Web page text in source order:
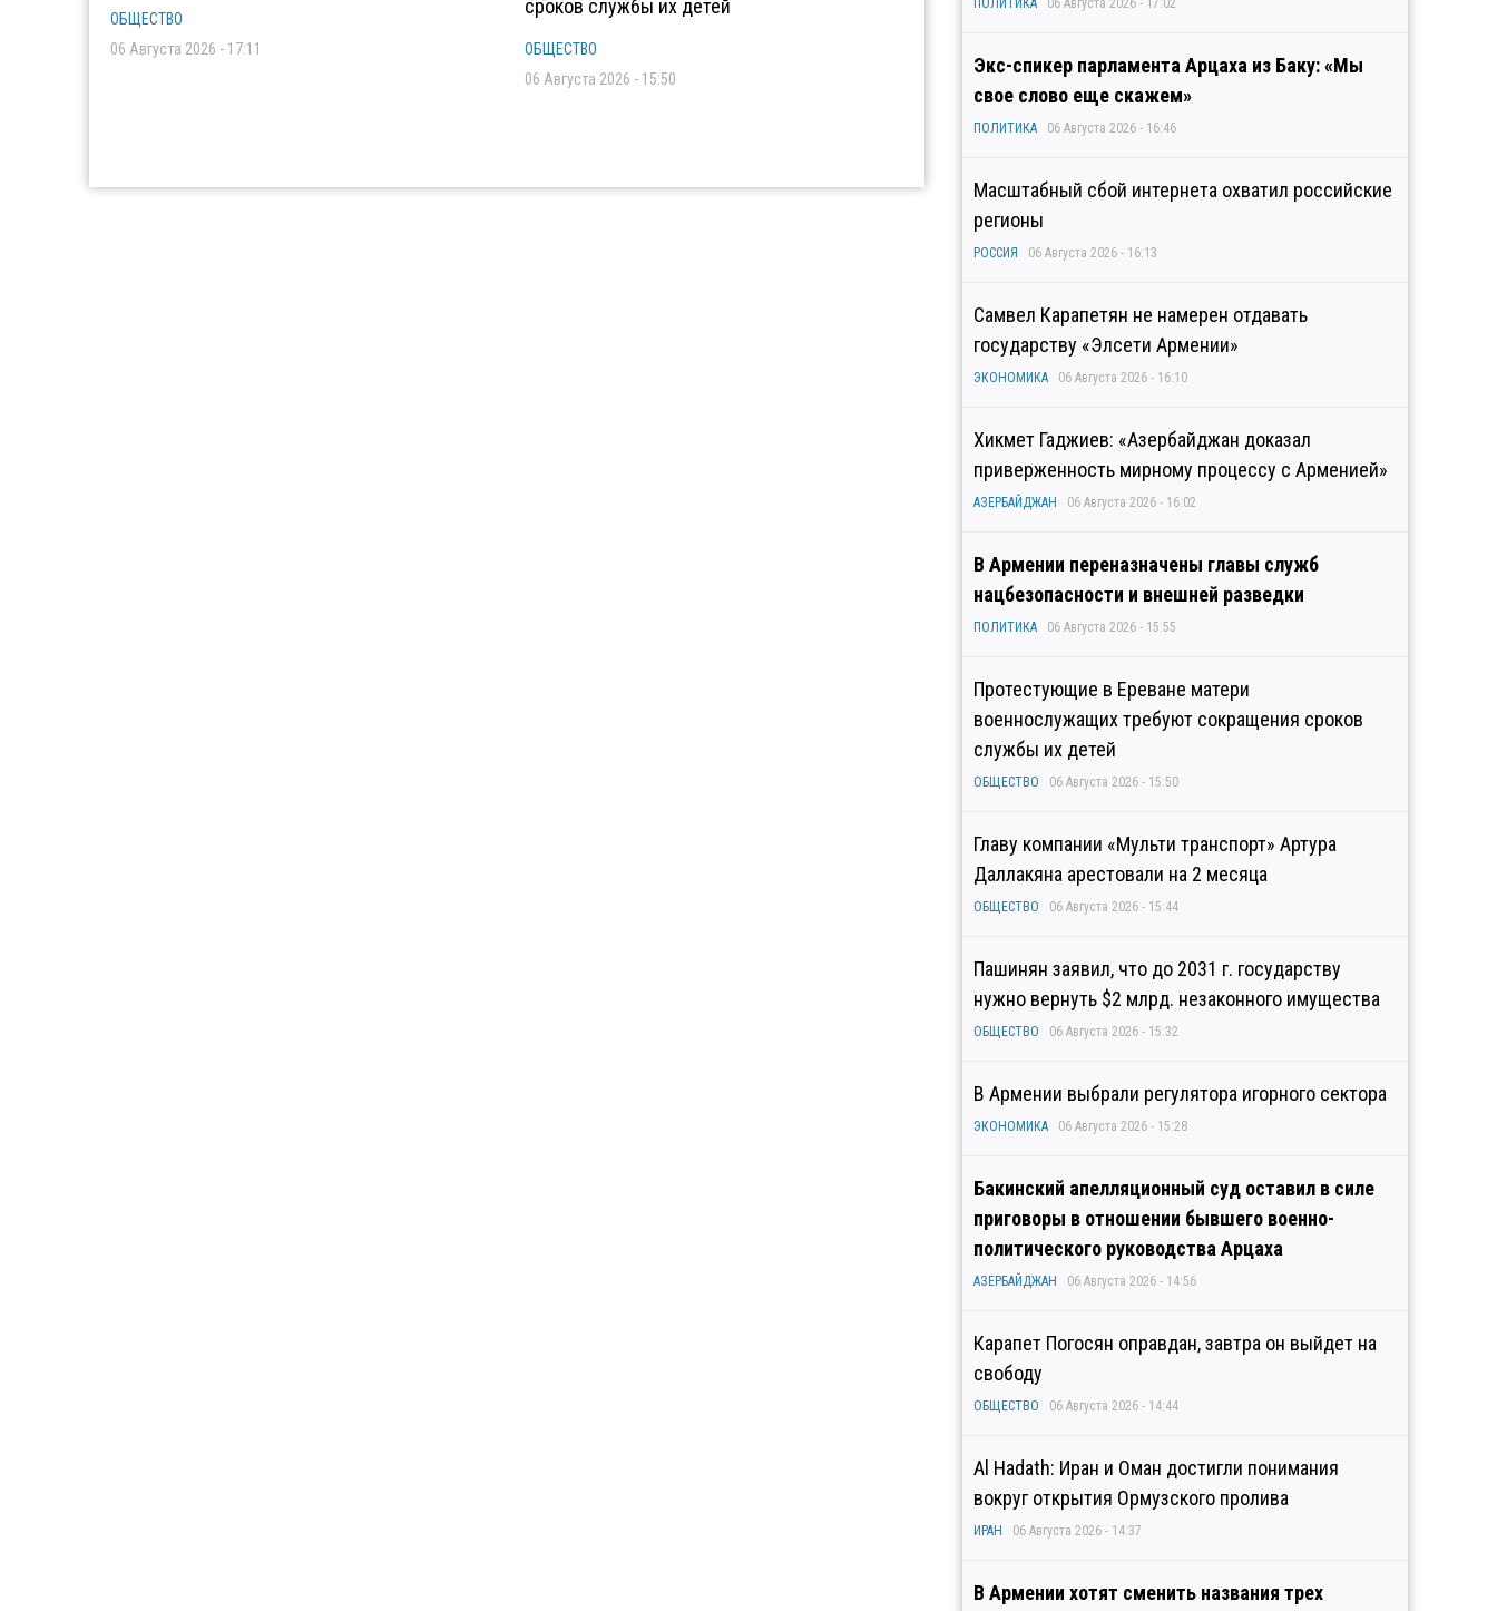
ОБЩЕСТВО
06 Августа 2026 - 17:11
сроков службы их детей
ОБЩЕСТВО
06 Августа 2026 - 15:50
ПОЛИТИКА 06 Августа 2026 - 17:02
Экс-спикер парламента Арцаха из Баку: «Мы
свое слово еще скажем»
ПОЛИТИКА 06 Августа 2026 - 16:46
Масштабный сбой интернета охватил российские
регионы
РОССИЯ 06 Августа 2026 - 16:13
Самвел Карапетян не намерен отдавать
государству «Элсети Армении»
ЭКОНОМИКА 06 Августа 2026 - 16:10
Хикмет Гаджиев: «Азербайджан доказал
приверженность мирному процессу с Арменией»
АЗЕРБАЙДЖАН 06 Августа 2026 - 16:02
В Армении переназначены главы служб
нацбезопасности и внешней разведки
ПОЛИТИКА 06 Августа 2026 - 15:55
Протестующие в Ереване матери
военнослужащих требуют сокращения сроков
службы их детей
ОБЩЕСТВО 06 Августа 2026 - 15:50
Главу компании «Мульти транспорт» Артура
Даллакяна арестовали на 2 месяца
ОБЩЕСТВО 06 Августа 2026 - 15:44
Пашинян заявил, что до 2031 г. государству
нужно вернуть $2 млрд. незаконного имущества
ОБЩЕСТВО 06 Августа 2026 - 15:32
В Армении выбрали регулятора игорного сектора
ЭКОНОМИКА 06 Августа 2026 - 15:28
Бакинский апелляционный суд оставил в силе
приговоры в отношении бывшего военно-
политического руководства Арцаха
АЗЕРБАЙДЖАН 06 Августа 2026 - 14:56
Карапет Погосян оправдан, завтра он выйдет на
свободу
ОБЩЕСТВО 06 Августа 2026 - 14:44
Al Hadath: Иран и Оман достигли понимания
вокруг открытия Ормузского пролива
ИРАН 06 Августа 2026 - 14:37
В Армении хотят сменить названия трех